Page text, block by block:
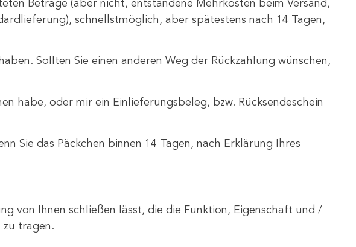
Beträge (aber nicht, entstandene Mehrkosten beim Versand,
schnellstmöglich, aber spätestens nach 14 Tagen,
Sollten Sie einen anderen Weg der Rückzahlung wünschen,
habe, oder mir ein Einlieferungsbeleg, bzw. Rücksendeschein
Sie das Päckchen binnen 14 Tagen, nach Erklärung Ihres
von Ihnen schließen lässt, die die Funktion, Eigenschaft und /
zu tragen.